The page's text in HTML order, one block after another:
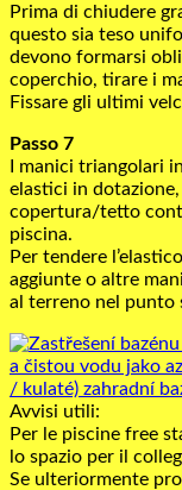
Prima di chiudere
questo sia teso
devono formarsi
coperchio, tirare i
Fissare gli ultimi
Passo 7
I manici triangolari
elastici in
copertura/tetto
piscina.
Per tendere
aggiunte o altre
al terreno nel punto
Avvisi utili:
Per le piscine free
lo spazio per il
Se ulteriormente